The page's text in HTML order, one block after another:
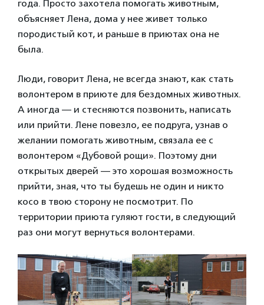
года. Просто захотела помогать животным,
объясняет Лена, дома у нее живет только
породистый кот, и раньше в приютах она не
была.
Люди, говорит Лена, не всегда знают, как стать
волонтером в приюте для бездомных животных.
А иногда — и стесняются позвонить, написать
или прийти. Лене повезло, ее подруга, узнав о
желании помогать животным, связала ее с
волонтером «Дубовой рощи». Поэтому дни
открытых дверей — это хорошая возможность
прийти, зная, что ты будешь не один и никто
косо в твою сторону не посмотрит. По
территории приюта гуляют гости, в следующий
раз они могут вернуться волонтерами.